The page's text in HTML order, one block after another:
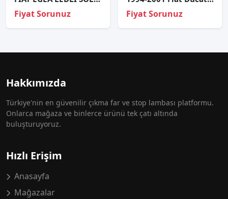
Fiyat Sorunuz Fiyat Sorunuz
Hakkımızda
Türkiye'nin en güvenilir çıkma far ve stop lambası platformu.
Onlarca mağaza ve binlerce ürünü tek çatı altında
buluşturuyoruz.
Hızlı Erişim
Anasayfa
Mağazalar